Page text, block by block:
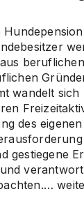
wandelt
des
gestiegene